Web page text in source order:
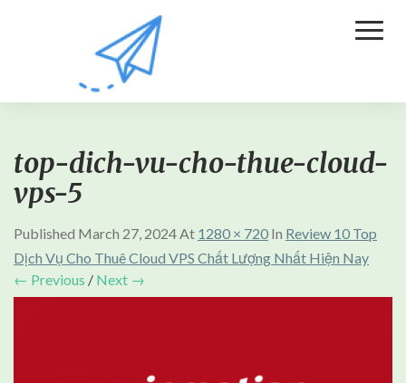
top-dich-vu-cho-thue-cloud-
vps-5
Published March 27, 2024At 1280 × 720 In Review 10 Top
Dịch Vụ Cho Thuê Cloud VPS Chất Lượng Nhất Hiện Nay
← Previous / Next →